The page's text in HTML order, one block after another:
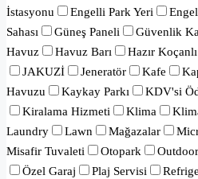
İstasyonu
Engelli Park Yeri
Sahası
Güneş Paneli Güvenlik
Havuz
Havuz Barı Hazır Koçanlı
JAKUZİ
Jeneratör Kafe
Havuzu
Kaykay Parkı KDV'si
Kiralama Hizmeti
Klima
Laundry
Lawn Mağazalar
Misafir Tuvaleti
Otopark
Özel Garaj
Plaj Servisi